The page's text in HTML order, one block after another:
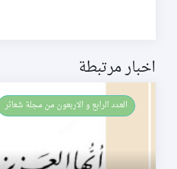
اخبار مرتبطة
العـدد الرابع و الاربعون من مجلة شعائر